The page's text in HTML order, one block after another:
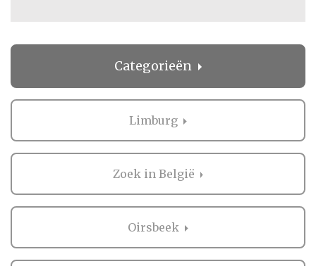
Categorieën
Limburg
Zoek in België
Oirsbeek